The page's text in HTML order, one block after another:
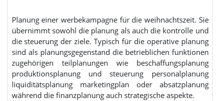
Planung einer werbekampagne für die weihnachtszeit. Sie
übernimmt sowohl die planung als auch die kontrolle und
die steuerung der ziele. Typisch für die operative planung
sind als planungsgegenstand die betrieblichen funktionen
zugehörigen teilplanungen wie beschaffungsplanung
produktionsplanung und steuerung personalplanung
liquiditätsplanung marketingplan oder absatzplanung
während die finanzplanung auch strategische aspekte.